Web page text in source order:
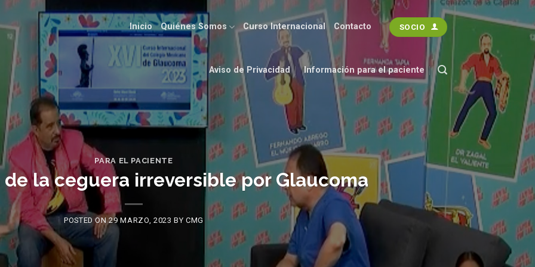
Inicio Quiénes Somos Curso Internacional Contacto SOCIO
Aviso de Privacidad Información para el paciente
PARA EL PACIENTE
de la ceguera irreversible por Glaucoma
POSTED ON29 MARZO, 2023 BYCMG